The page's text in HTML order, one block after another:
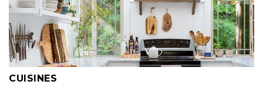
CUISINES